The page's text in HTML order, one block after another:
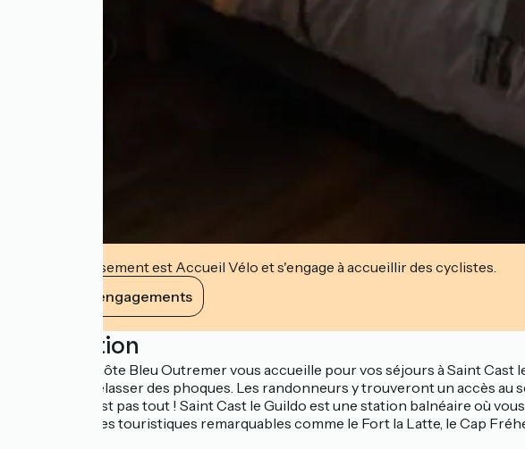
Cet établissement est Accueil Vélo et s'engage à accueillir des cyclistes.
Voir ses engagements
Description
La maison d’hôte Bleu Outremer vous accueille pour vos séjours à Saint
parfois se prélasser des phoques. Les randonneurs y trouveront un accès au
Guildo. Ce n’est pas tout ! Saint Cast le Guildo est une station balnéaire où
visiter des sites touristiques remarquables comme le Fort la Latte, le Cap